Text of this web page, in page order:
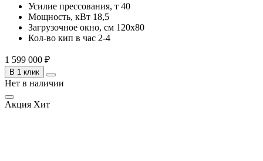
Усилие прессования, т 40
Мощность, кВт 18,5
Загрузочное окно, см 120х80
Кол-во кип в час 2-4
1 599 000 ₽
В 1 клик
Нет в наличии
Акция Хит